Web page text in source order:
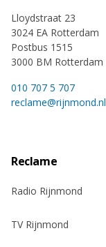
Lloydstraat 23
3024 EA Rotterdam
Postbus 1515
3000 BM Rotterdam
010 707 5 707
reclame@rijnmond.nl
Reclame
Radio Rijnmond
TV Rijnmond